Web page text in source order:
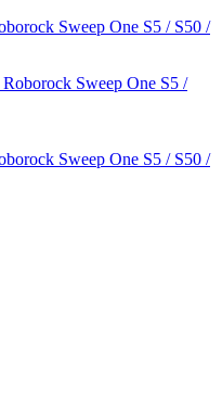
Sweep One S5 / S50 /
Sweep One S5 / S50 /